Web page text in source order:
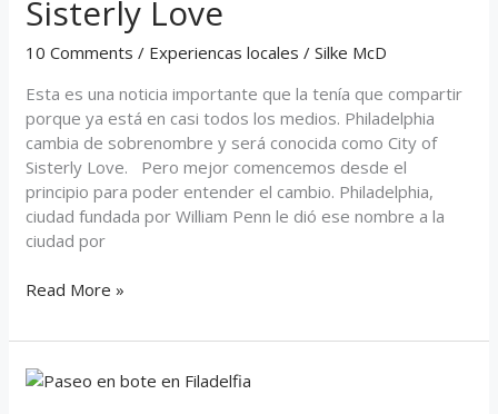
Sisterly Love
10 Comments / Experiencas locales /Silke McD
Esta es una noticia importante que la tenía que compartir
porque ya está en casi todos los medios. Philadelphia
cambia de sobrenombre y será conocida como City of
Sisterly Love. Pero mejor comencemos desde el
principio para poder entender el cambio. Philadelphia,
ciudad fundada por William Penn le dió ese nombre a la
ciudad por
como
City
Sisterly
Love
Read More »
El